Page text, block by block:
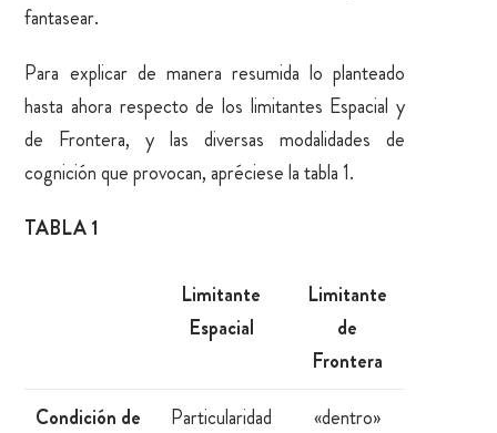
fantasear.
Para explicar de manera resumida lo planteado
hasta ahora respecto de los limitantes Espacial y
de Frontera, y las diversas modalidades de
cognición que provocan, apréciese la tabla 1.
TABLA 1
Limitante
Espacial
Limitante
de
Frontera
Condición de
Particularidad
«dentro»